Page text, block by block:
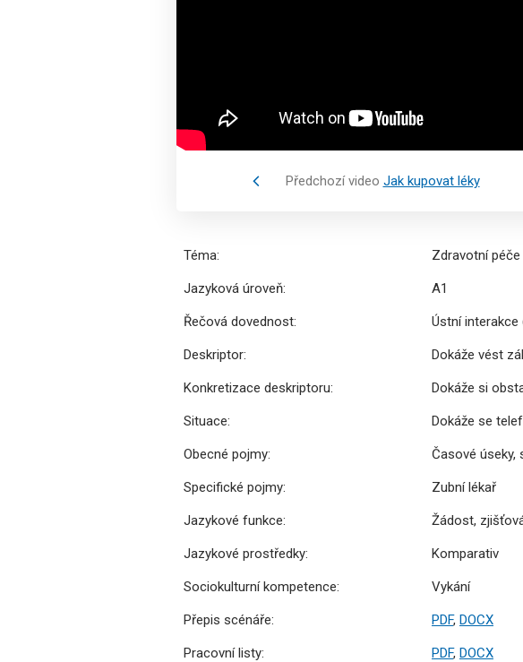
Předchozí video Jak kupovat léky
Téma: Zdravotní
Jazyková úroveň: A1
Řečová dovednost: Ústní
Deskriptor: Dokáže vést
Konkretizace deskriptoru: Dokáže si
Situace: Dokáže se
Obecné pojmy: Časové úseky,
Specifické pojmy: Zubní lékař
Jazykové funkce: Žádost,
Jazykové prostředky: Komparativ
Sociokulturní kompetence: Vykání
Přepis scénáře: PDF, DOCX
Pracovní listy: PDF, DOCX